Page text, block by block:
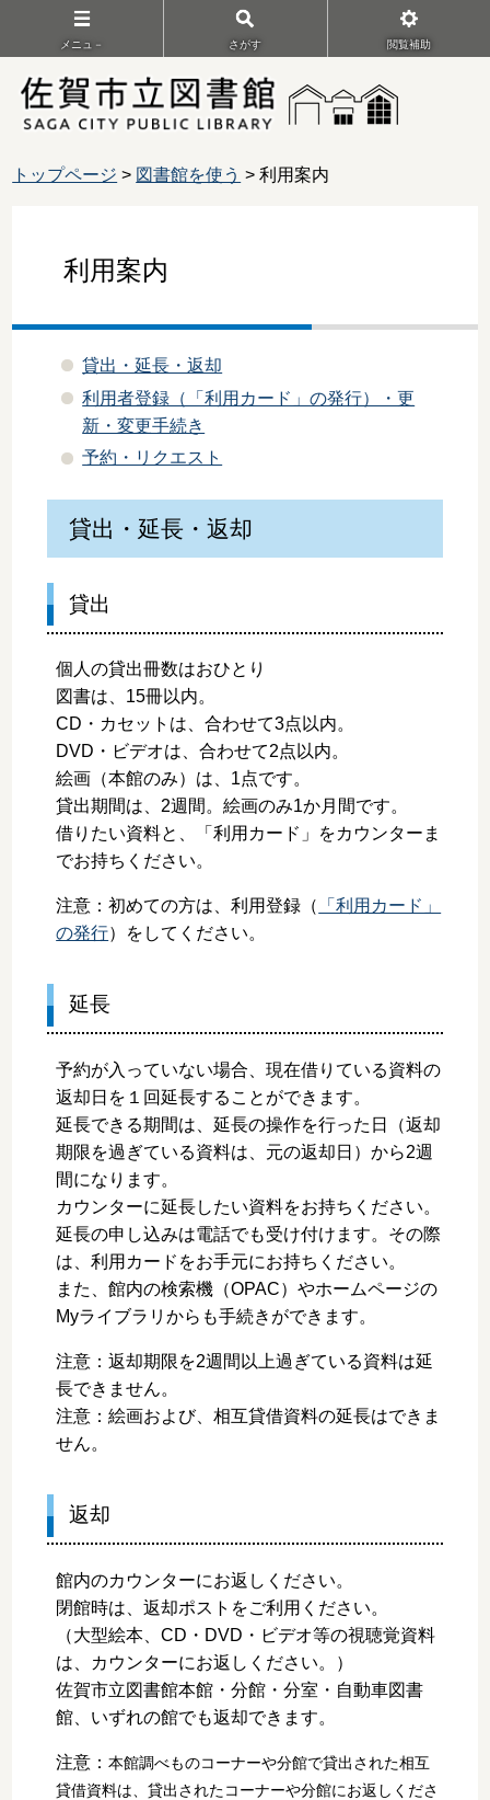
メニュ－ さがす 閲覧補助
トップページ > 図書館を使う > 利用案内
利用案内
貸出・延長・返却
利用者登録（「利用カード」の発行）・更
新・変更手続き
予約・リクエスト
貸出・延長・返却
貸出
個人の貸出冊数はおひとり
図書は、15冊以内。
CD・カセットは、合わせて3点以内。
DVD・ビデオは、合わせて2点以内。
絵画（本館のみ）は、1点です。
貸出期間は、2週間。絵画のみ1か月間です。
借りたい資料と、「利用カード」をカウンターま
でお持ちください。
注意：初めての方は、利用登録（
「利用カード」
の発行）をしてください。
延長
予約が入っていない場合、現在借りている資料の
返却日を１回延長することができます。
延長できる期間は、延長の操作を行った日（返却
期限を過ぎている資料は、元の返却日）から2週
間になります。
カウンターに延長したい資料をお持ちください。
延長の申し込みは電話でも受け付けます。その際
は、利用カードをお手元にお持ちください。
また、館内の検索機（OPAC）やホームページの
Myライブラリからも手続きができます。
注意：返却期限を2週間以上過ぎている資料は延
長できません。
注意：絵画および、相互貸借資料の延長はできま
せん。
返却
館内のカウンターにお返しください。
閉館時は、返却ポストをご利用ください。
（大型絵本、CD・DVD・ビデオ等の視聴覚資料
は、カウンターにお返しください。）
佐賀市立図書館本館・分館・分室・自動車図書
館、いずれの館でも返却できます。
注意：本館調べものコーナーや分館で貸出された相互
貸借資料は、貸出されたコーナーや分館にお返しくださ